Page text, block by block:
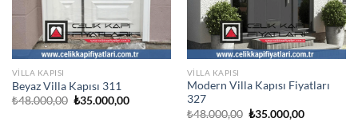
VILLA KAPISI
Beyaz Villa Kapısı 311
₺48.000,00 Orijinal
₺35.000,00Şu
VILLA KAPISI
Modern Villa Kapısı Fiyatları
327
₺48.000,00 Orijinal
₺35.000,00Şu